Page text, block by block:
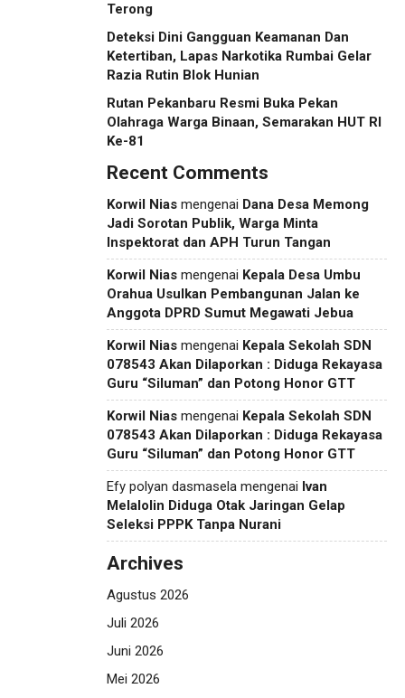
Terong
Deteksi Dini Gangguan Keamanan Dan
Ketertiban, Lapas Narkotika Rumbai Gelar
Razia Rutin Blok Hunian
Rutan Pekanbaru Resmi Buka Pekan
Olahraga Warga Binaan, Semarakan HUT RI
Ke-81
Recent Comments
Korwil Nias mengenai Dana Desa Memong
Jadi Sorotan Publik, Warga Minta
Inspektorat dan APH Turun Tangan
Korwil Nias mengenai Kepala Desa Umbu
Orahua Usulkan Pembangunan Jalan ke
Anggota DPRD Sumut Megawati Jebua
Korwil Nias mengenai Kepala Sekolah SDN
078543 Akan Dilaporkan : Diduga Rekayasa
Guru “Siluman” dan Potong Honor GTT
Korwil Nias mengenai Kepala Sekolah SDN
078543 Akan Dilaporkan : Diduga Rekayasa
Guru “Siluman” dan Potong Honor GTT
Efy polyan dasmasela mengenai Ivan
Melalolin Diduga Otak Jaringan Gelap
Seleksi PPPK Tanpa Nurani
Archives
Agustus 2026
Juli 2026
Juni 2026
Mei 2026